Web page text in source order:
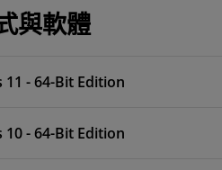
與軟體
11 - 64-Bit Edition
10 - 64-Bit Edition